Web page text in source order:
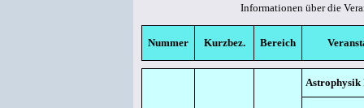
Informationen über die
Nummer Kurzbez. Bereich
Astrophysik